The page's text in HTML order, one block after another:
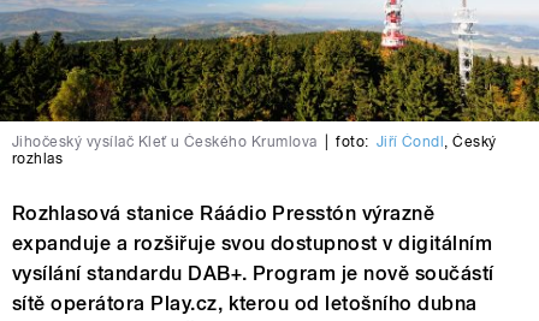
Jihočeský vysílač Kleť u Českého Krumlova foto: Jiří Čondl,Český
rozhlas
Rozhlasová stanice Ráádio Presstón výrazně
expanduje a rozšiřuje svou dostupnost v digitálním
vysílání standardu DAB+. Program je nově součástí
sítě operátora Play.cz, kterou od letošního dubna